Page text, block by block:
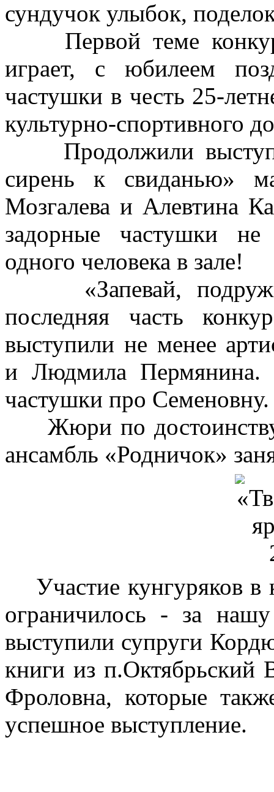
сундучок улыбок,
Первой теме
играет, с юбилеем
частушки в честь 25-
культурно-спортивного
Продолжили
сирень к свиданью»
Мозгалева и Алевтина
задорные частушки
одного человека в зале!
«Запевай,
последняя часть
выступили не менее
и Людмила Пермянина.
частушки про Семеновну.
Жюри по достоинству
ансамбль «Родничок»
Участие кунгуряков в
ограничилось - за
выступили супруги
книги из
Фроловна, которые
успешное выступление.